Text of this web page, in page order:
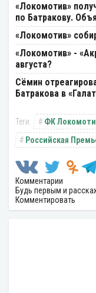
«Локомотив»
по Батракову.
«Локомотив»
«Локомотив» -
августа?
Сёмин
Батракова в
ФК
Российская
Комментарии
Будь первым и
Комментировать